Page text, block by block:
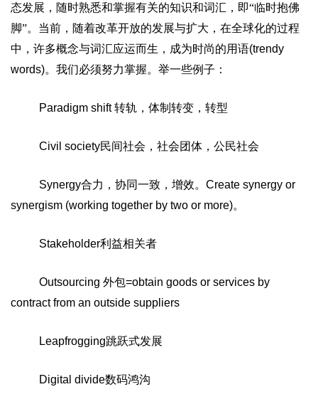
态发展，随时熟悉和掌握有关的知识和词汇，即“临时抱佛
脚”。当前，随着改革开放的发展与扩大，在全球化的过程
中，许多概念与词汇应运而生，成为时尚的用语(trendy
words)。我们必须努力掌握。举一些例子：
Paradigm shift转轨，体制转变，转型
Civil society民间社会，社会团体，公民社会
Synergy合力，协同一致，增效。 Create synergy or
synergism (working together by two or more)。
Stakeholder利益相关者
Outsourcing 外包=obtain goods or services by
contract from an outside suppliers
Leapfrogging跳跃式发展
Digital divide数码鸿沟